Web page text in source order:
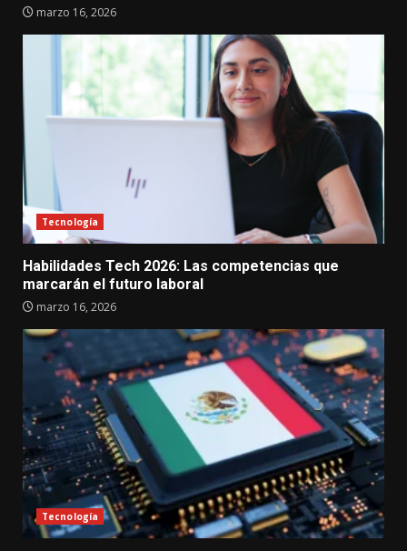
marzo 16, 2026
Tecnología
Habilidades Tech 2026: Las competencias que
marcarán el futuro laboral
marzo 16, 2026
Tecnología